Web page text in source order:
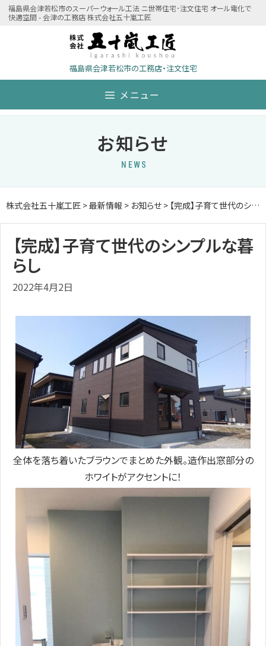
Skip福島県会津若松市のスーパーウォール工法 ニ世帯住宅･注文住宅 オール電化で
快適空間 - 会津の工務店 株式会社五十嵐工匠
福島県会津若松市の工務店・注文住宅
メニュー
お知らせ
NEWS
株式会社五十嵐工匠 >最新情報 > お知らせ > 【完成】子育て世代のシンプルな暮らし
【完成】子育て世代のシンプルな暮
らし
2022年4月2日
全体を落ち着いたブラウンでまとめた外観。造作出窓部分の
ホワイトがアクセントに！